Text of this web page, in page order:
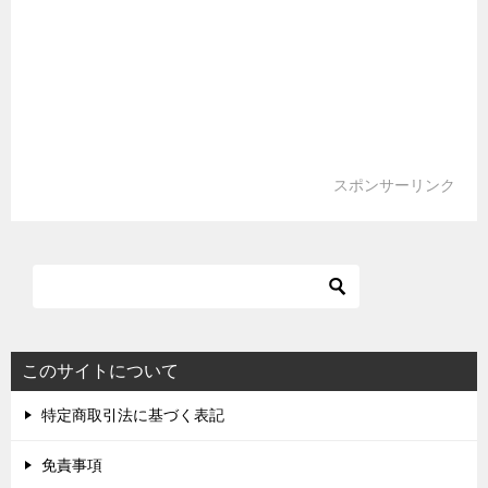
スポンサーリンク
このサイトについて
特定商取引法に基づく表記
免責事項